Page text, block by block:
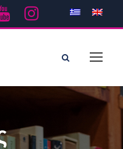
εργαλείων